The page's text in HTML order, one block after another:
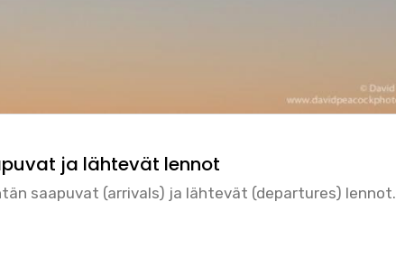
ja lähtevät lennot
saapuvat (arrivals) ja lähtevät (departures) lennot.